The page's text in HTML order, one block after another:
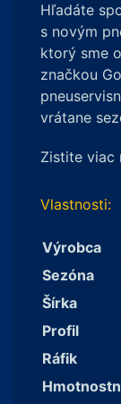
R15
84T
Hľadáte
s novým
ktorý sme
značkou
vrátane
Zistite viac
Vlastnosti:
Výrobca
Sezóna
Šírka
Profil
Ráfik